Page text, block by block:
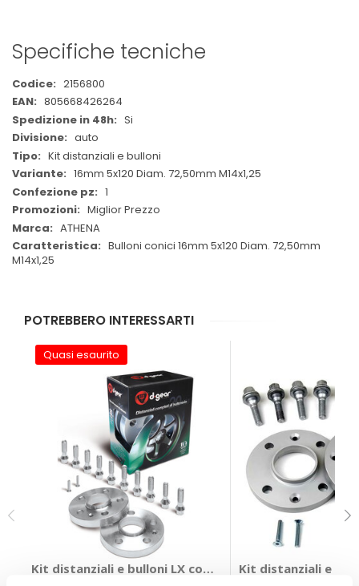
Specifiche tecniche
Maggiori
Informazioni
2156800
805668426264
Si
auto
Kit distanziali e bulloni
16mm 5x120 Diam. 72,50mm M14x1,25
1
Miglior Prezzo
ATHENA
Bulloni conici 16mm 5x120 Diam. 72,50mm
M14x1,25
POTREBBERO INTERESSARTI
Quasi esaurito
Kit distanziali e bulloni LX complete set - Green series -
Kit distanziali e